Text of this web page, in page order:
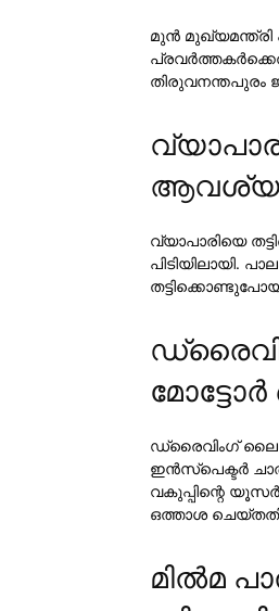
മുന്‍ മുഖ്യമന്ത്രി
തിരുവനന്തപുരം
വ്യാപാരിയെ
പിടിയിലായി.
ഡ്രൈവിംഗ്
ഇന്‍സ്പെക്ടര്‍
വകുപ്പിന്റെ
ഒത്താശ
മില്‍മ